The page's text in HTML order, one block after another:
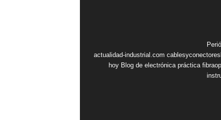
actualidad-industrial.com
hoy Blog de electrónica práctica